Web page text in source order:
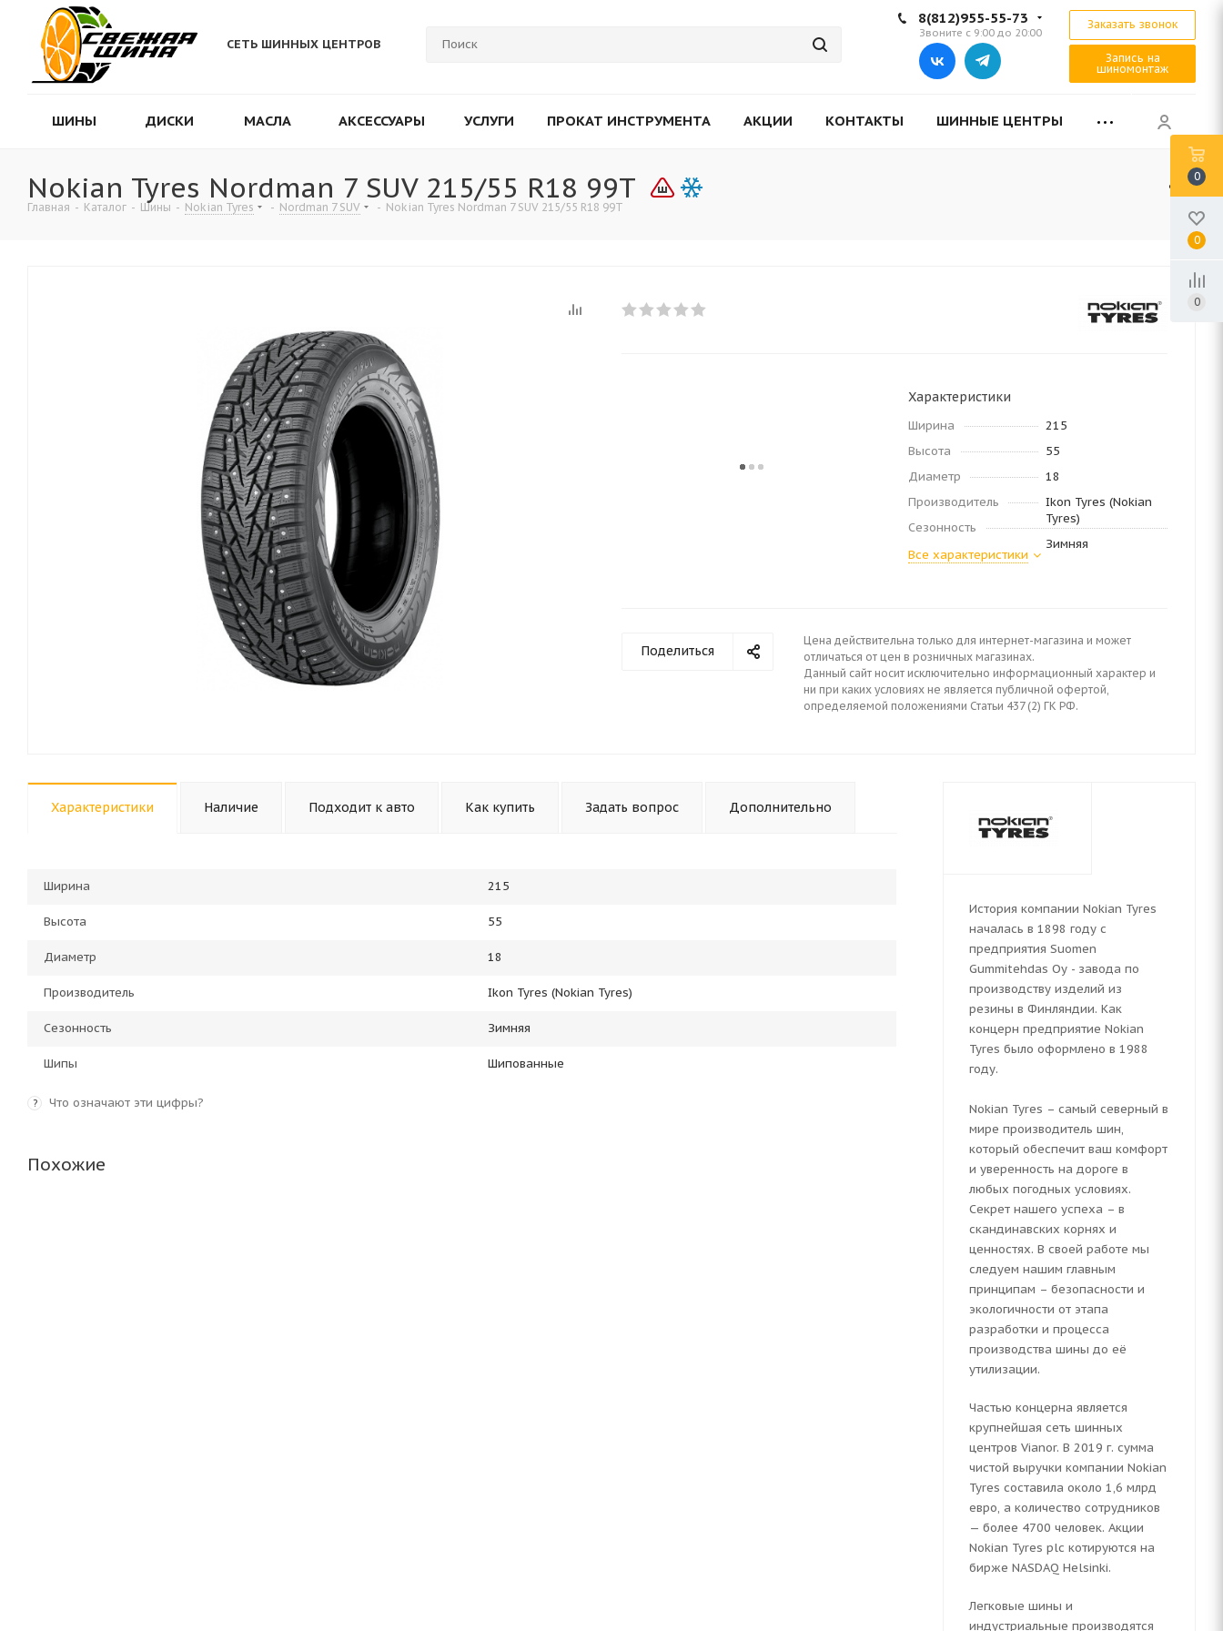
СЕТЬ ШИННЫХ ЦЕНТРОВ
8(812)955-55-73
Звоните с 9:00 до 20:00
Заказать звонок
Запись на
шиномонтаж
ШИНЫ ДИСКИ МАСЛА АКСЕССУАРЫ УСЛУГИ ПРОКАТ ИНСТРУМЕНТА АКЦИИ КОНТАКТЫ ШИННЫЕ ЦЕНТРЫ
Nokian Tyres Nordman 7 SUV 215/55 R18 99T
Главная - Каталог - Шины - Nokian Tyres - Nordman 7 SUV - Nokian Tyres Nordman 7 SUV 215/55 R18 99T
Характеристики
Ширина
215
Высота
55
Диаметр
18
Производитель
Ikon Tyres (Nokian
Tyres)
Сезонность
Зимняя
Все характеристики
Поделиться
Цена действительна только для интернет-магазина и может
отличаться от цен в розничных магазинах.
Данный сайт носит исключительно информационный характер и
ни при каких условиях не является публичной офертой,
определяемой положениями Статьи 437 (2) ГК РФ.
Характеристики Наличие Подходит к авто Как купить Задать вопрос Дополнительно
Ширина 215
Высота 55
Диаметр 18
Производитель Ikon Tyres (Nokian Tyres)
Сезонность Зимняя
Шипы Шипованные
? Что означают эти цифры?
Похожие
История компании Nokian Tyres
началась в 1898 году с
предприятия Suomen
Gummitehdas Oy - завода по
производству изделий из
резины в Финляндии. Как
концерн предприятие Nokian
Tyres было оформлено в 1988
году.
Nokian Tyres – самый северный в
мире производитель шин,
который обеспечит ваш комфорт
и уверенность на дороге в
любых погодных условиях.
Секрет нашего успеха – в
скандинавских корнях и
ценностях. В своей работе мы
следуем нашим главным
принципам – безопасности и
экологичности от этапа
разработки и процесса
производства шины до её
утилизации.
Частью концерна является
крупнейшая сеть шинных
центров Vianor. В 2019 г. сумма
чистой выручки компании Nokian
Tyres составила около 1,6 млрд
евро, а количество сотрудников
— более 4700 человек. Акции
Nokian Tyres plc котируются на
бирже NASDAQ Helsinki.
Легковые шины и
индустриальные производятся
0
0
0